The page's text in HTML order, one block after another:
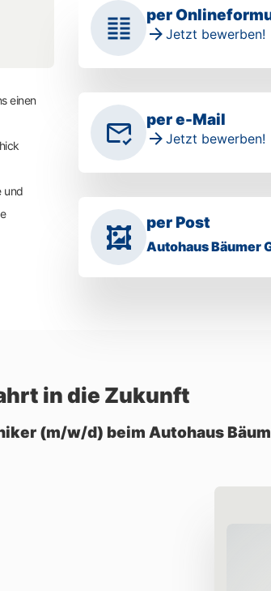
einen
und
per
Jetzt bewerben!
per e-Mail
Jetzt bewerben!
per Post
Autohaus Bäumer
in die Zukunft
(m/w/d) beim Autohaus